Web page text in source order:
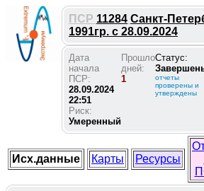
ПСР 11284 Санкт-
1991гр. с 28.09.2024
Дата
начала
ПСР:
28.09.2024
22:51
Риск:
Умеренный
Прошло
дней:
1
Статус:
отчеты
проверены и
утверждены
Исх.данные Карты Ресурсы